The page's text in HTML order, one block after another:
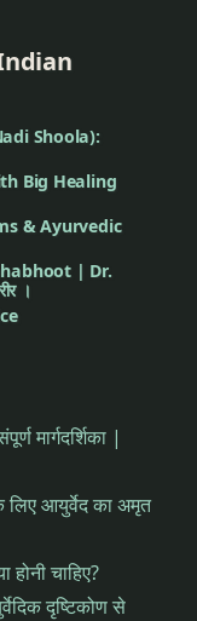
Shoola):
Big Healing
& Ayurvedic
| Dr.
।
मार्गदर्शिका |
लिए आयुर्वेद का अमृत
चाहिए?
दृष्टिकोण से